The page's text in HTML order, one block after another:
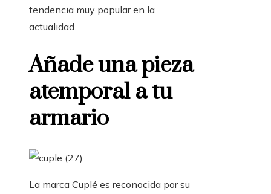
tendencia muy popular en la
actualidad.
Añade una pieza
atemporal a tu
armario
La marca Cuplé es reconocida por su